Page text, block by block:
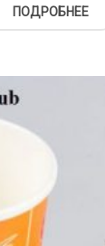
ПОДРОБНЕЕ